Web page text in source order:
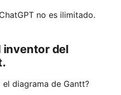
no es ilimitado.
inventor del
el diagrama de Gantt?